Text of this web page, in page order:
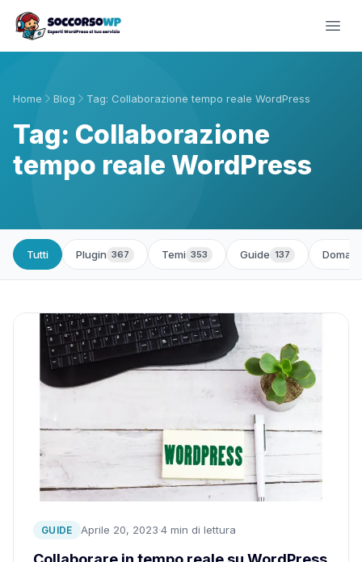
Home Blog Tag: Collaborazione tempo reale WordPress
Tag: Collaborazione
tempo reale WordPress
Tutti Plugin 367 Temi 353 Guide 137
GUIDE Aprile 20, 2023·4 min di lettura